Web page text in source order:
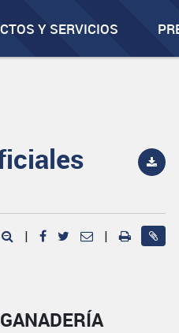
Y SERVICIOS
| |